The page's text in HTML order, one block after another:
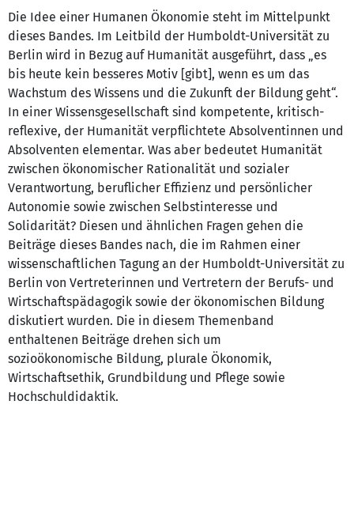
Die Idee einer Humanen Ökonomie steht im Mittelpunkt
dieses Bandes. Im Leitbild der Humboldt-Universität zu
Berlin wird in Bezug auf Humanität ausgeführt, dass „es
bis heute kein besseres Motiv [gibt], wenn es um das
Wachstum des Wissens und die Zukunft der Bildung geht“.
In einer Wissensgesellschaft sind kompetente, kritisch-
reflexive, der Humanität verpflichtete Absolventinnen und
Absolventen elementar. Was aber bedeutet Humanität
zwischen ökonomischer Rationalität und sozialer
Verantwortung, beruflicher Effizienz und persönlicher
Autonomie sowie zwischen Selbstinteresse und
Solidarität? Diesen und ähnlichen Fragen gehen die
Beiträge dieses Bandes nach, die im Rahmen einer
wissenschaftlichen Tagung an der Humboldt-Universität zu
Berlin von Vertreterinnen und Vertretern der Berufs- und
Wirtschaftspädagogik sowie der ökonomischen Bildung
diskutiert wurden. Die in diesem Themenband
enthaltenen Beiträge drehen sich um
sozioökonomische Bildung, plurale Ökonomik,
Wirtschaftsethik, Grundbildung und Pflege sowie
Hochschuldidaktik.